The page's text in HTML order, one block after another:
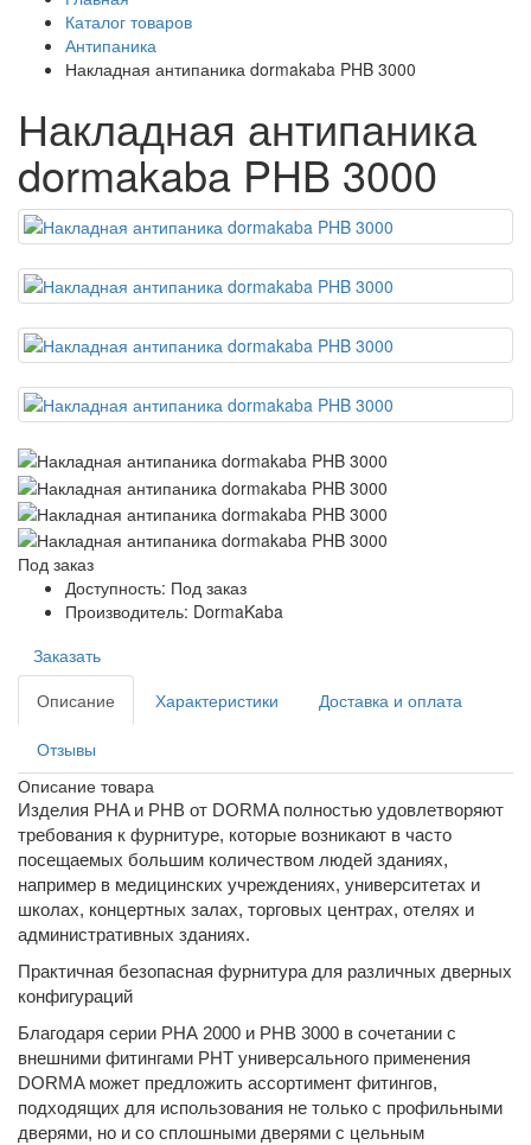
Каталог товаров
Антипаника
Накладная антипаника dormakaba PHB 3000
Накладная антипаника
dormakaba PHB 3000
Под заказ
Доступность: Под заказ
Производитель: DormaKaba
Заказать
Описание
Характеристики Доставка и оплата
Отзывы
Описание товара
Изделия PHA и PHB от DORMA полностью удовлетворяют
требования к фурнитуре, которые возникают в часто
посещаемых большим количеством людей зданиях,
например в медицинских учреждениях, университетах и
школах, концертных залах, торговых центрах, отелях и
административных зданиях.
Практичная безопасная фурнитура для различных дверных
конфигураций
Благодаря серии PHA 2000 и PHB 3000 в сочетании с
внешними фитингами PHT универсального применения
DORMA может предложить ассортимент фитингов,
подходящих для использования не только с профильными
дверями, но и со сплошными дверями с цельным